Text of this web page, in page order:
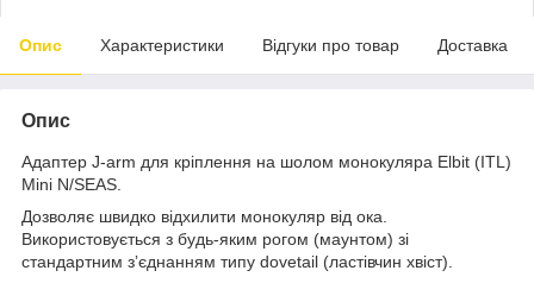
Опис Характеристики Відгуки про товар Доставка
Опис
Адаптер J-arm для кріплення на шолом монокуляра Elbit (ITL)
Mini N/SEAS.
Дозволяє швидко відхилити монокуляр від ока.
Використовується з будь-яким рогом (маунтом) зі
стандартним зʼєднанням типу dovetail (ластівчин хвіст).